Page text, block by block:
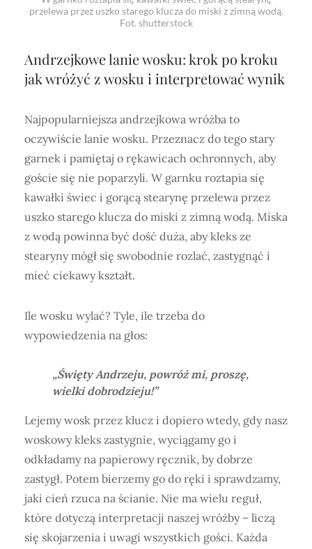
przelewa przez uszko starego klucza do miski z zimną wodą.
Fot. shutterstock
Andrzejkowe lanie wosku: krok po kroku
jak wróżyć z wosku i interpretować wynik
Najpopularniejsza andrzejkowa wróżba to
oczywiście lanie wosku. Przeznacz do tego stary
garnek i pamiętaj o rękawicach ochronnych, aby
goście się nie poparzyli. W garnku roztapia się
kawałki świec i gorącą stearynę przelewa przez
uszko starego klucza do miski z zimną wodą. Miska
z wodą powinna być dość duża, aby kleks ze
stearyny mógł się swobodnie rozlać, zastygnąć i
mieć ciekawy kształt.
Ile wosku wylać? Tyle, ile trzeba do
wypowiedzenia na głos:
„Święty Andrzeju, powróż mi, proszę,
wielki dobrodzieju!”
Lejemy wosk przez klucz i dopiero wtedy, gdy nasz
woskowy kleks zastygnie, wyciągamy go i
odkładamy na papierowy ręcznik, by dobrze
zastygł. Potem bierzemy go do ręki i sprawdzamy,
jaki cień rzuca na ścianie. Nie ma wielu reguł,
które dotyczą interpretacji naszej wróżby – liczą
się skojarzenia i uwagi wszystkich gości. Każda